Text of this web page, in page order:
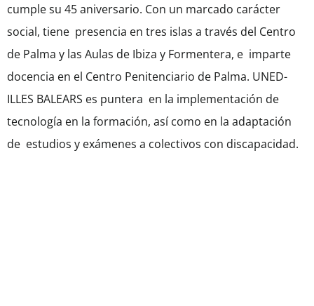
cumple su 45 aniversario. Con un marcado carácter
social, tiene presencia en tres islas a través del Centro
de Palma y las Aulas de Ibiza y Formentera, e imparte
docencia en el Centro Penitenciario de Palma. UNED-
ILLES BALEARS es puntera en la implementación de
tecnología en la formación, así como en la adaptación
de estudios y exámenes a colectivos con discapacidad.